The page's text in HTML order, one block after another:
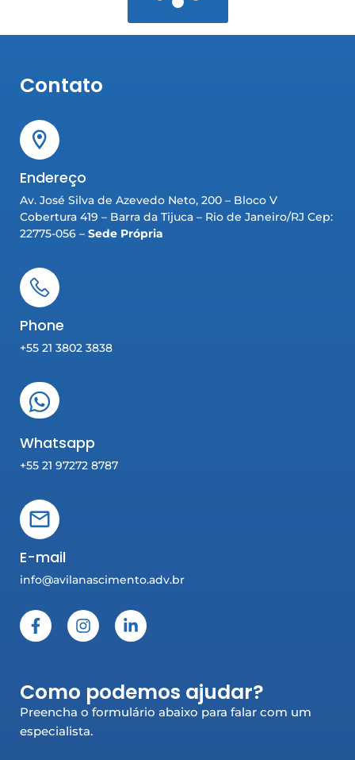
Contato
Endereço
Av. José Silva de Azevedo Neto, 200 – Bloco V
Cobertura 419 – Barra da Tijuca – Rio de Janeiro/RJ Cep:
22775-056 – Sede Própria
Phone
+55 21 3802 3838
Whatsapp
+55 21 97272 8787
E-mail
info@avilanascimento.adv.br
F
a
o
o
k
-
I
n
g
r
a
L
i
d
i
Como podemos ajudar?
Preencha o formulário abaixo para falar com um
especialista.